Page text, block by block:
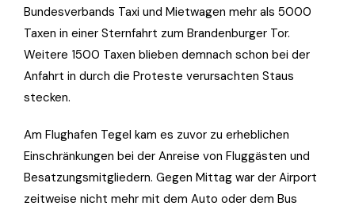
Bundesverbands Taxi und Mietwagen mehr als 5000
Taxen in einer Sternfahrt zum Brandenburger Tor.
Weitere 1500 Taxen blieben demnach schon bei der
Anfahrt in durch die Proteste verursachten Staus
stecken.
Am Flughafen Tegel kam es zuvor zu erheblichen
Einschränkungen bei der Anreise von Fluggästen und
Besatzungsmitgliedern. Gegen Mittag war der Airport
zeitweise nicht mehr mit dem Auto oder dem Bus